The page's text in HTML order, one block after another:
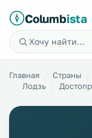
Columbista
Главная Страны
Лодзь